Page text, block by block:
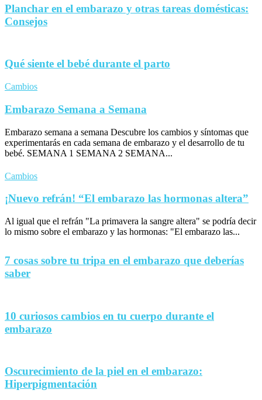
Planchar en el embarazo y otras tareas domésticas:
Consejos
Qué siente el bebé durante el parto
Cambios
Embarazo Semana a Semana
Embarazo semana a semana Descubre los cambios y síntomas que
experimentarás en cada semana de embarazo y el desarrollo de tu
bebé. SEMANA 1 SEMANA 2 SEMANA...
Cambios
¡Nuevo refrán! “El embarazo las hormonas altera”
Al igual que el refrán "La primavera la sangre altera" se podría decir
lo mismo sobre el embarazo y las hormonas: "El embarazo las...
7 cosas sobre tu tripa en el embarazo que deberías
saber
10 curiosos cambios en tu cuerpo durante el
embarazo
Oscurecimiento de la piel en el embarazo:
Hiperpigmentación